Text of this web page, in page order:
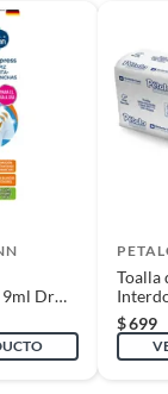
9ml Dr
Toalla
20
$699